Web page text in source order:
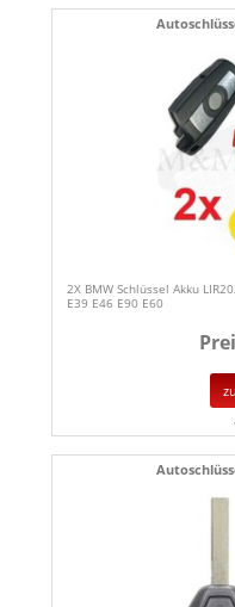
2X BMW Schlüssel Akku
E39 E46 E90 E60